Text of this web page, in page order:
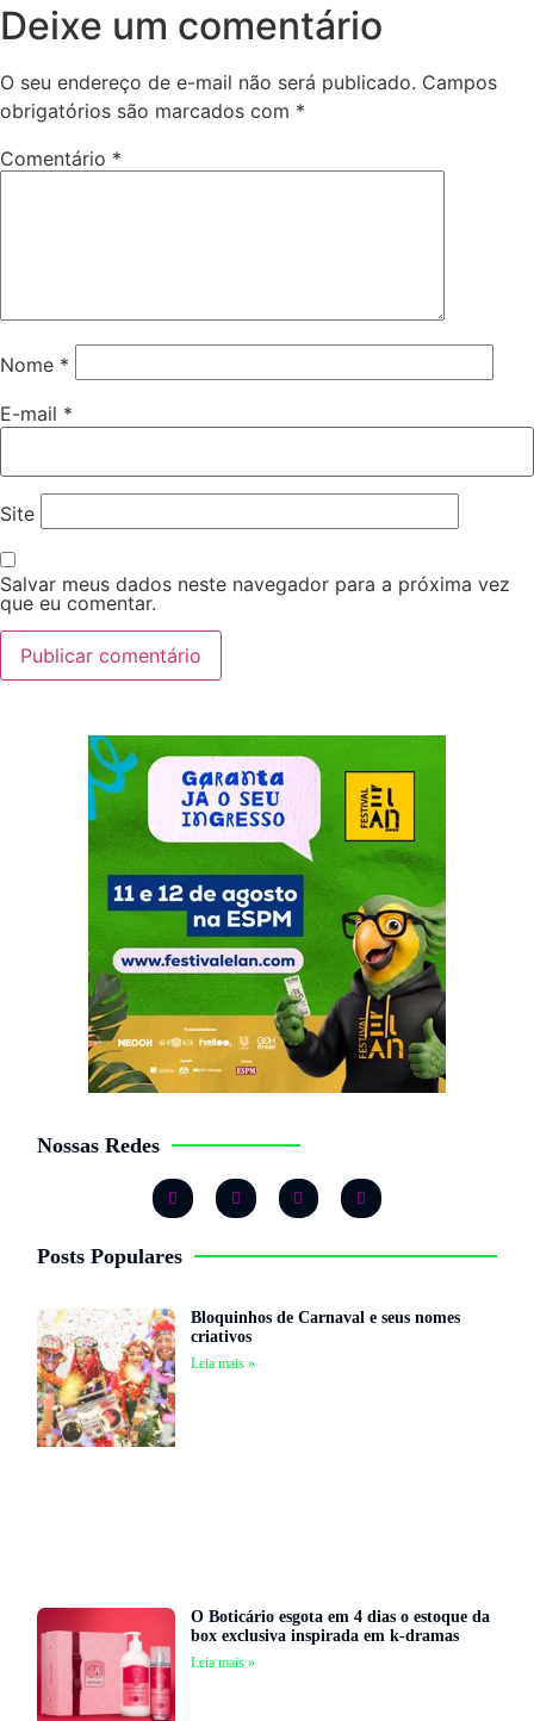
Deixe um comentário
O seu endereço de e-mail não será publicado. Campos
obrigatórios são marcados com *
Comentário *
Nome *
E-mail *
Site
Salvar meus dados neste navegador para a próxima vez
que eu comentar.
Nossas Redes
Posts Populares
Bloquinhos de Carnaval e seus nomes
criativos
Leia mais »
O Boticário esgota em 4 dias o estoque da
box exclusiva inspirada em k-dramas
Leia mais »